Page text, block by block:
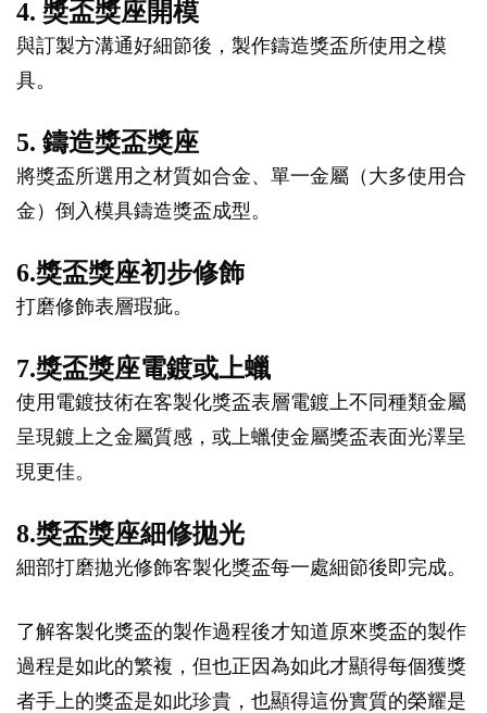
4. 獎盃獎座開模
與訂製方溝通好細節後，製作鑄造獎盃所使用之模
具。
5. 鑄造獎盃獎座
將獎盃所選用之材質如合金、單一金屬（大多使用合
金）倒入模具鑄造獎盃成型。
6.獎盃獎座初步修飾
打磨修飾表層瑕疵。
7.獎盃獎座電鍍或上蠟
使用電鍍技術在客製化獎盃表層電鍍上不同種類金屬
呈現鍍上之金屬質感，或上蠟使金屬獎盃表面光澤呈
現更佳。
8.獎盃獎座細修拋光
細部打磨拋光修飾客製化獎盃每一處細節後即完成。
了解客製化獎盃的製作過程後才知道原來獎盃的製作
過程是如此的繁複，但也正因為如此才顯得每個獲獎
者手上的獎盃是如此珍貴，也顯得這份實質的榮耀是